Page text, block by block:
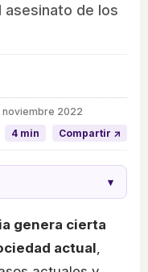
de los
noviembre 2022
4 min
Compartir ↗
▾
genera cierta
actual